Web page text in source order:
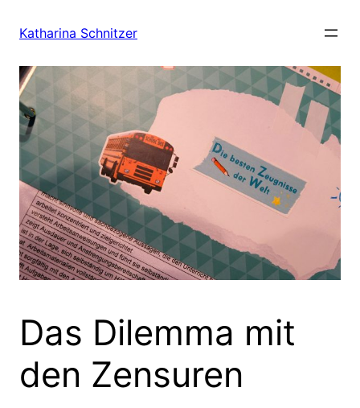
InhaltKatharina Schnitzer
Das Dilemma mit
den Zensuren